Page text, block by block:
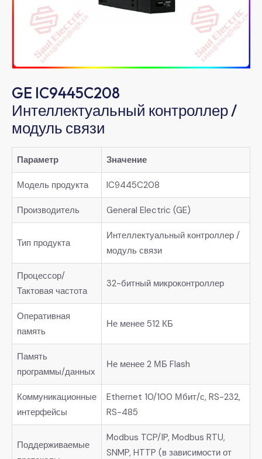
GE IC9445C208
Интеллектуальный контроллер /
модуль связи
Параметр Значение
Модель продукта IC9445C208
Производитель General Electric (GE)
Тип продукта
Интеллектуальный контроллер /
модуль связи
Процессор/
Тактовая частота
32-битный микроконтроллер
Оперативная
память
Не менее 512 КБ
Память
программы/данных
Не менее 2 МБ Flash
Коммуникационные
интерфейсы
Ethernet 10/100 Мбит/с, RS-232,
RS-485
Поддерживаемые
Modbus TCP/IP, Modbus RTU,
SNMP, HTTP (в зависимости от